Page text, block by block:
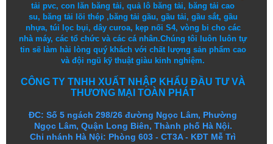
tải pvc,con lăn băng tải,quả lô băng tải, băng tải cao
su, băng tải lõi thép,băng tải gầu, gầu tải, gầu sắt, gầu
nhựa, túi lọc bụi, dây curoa, kẹp nối S4, vòng bi cho các
nhà máy, các tổ chức và các cá nhân.Chúng tôi luôn luôn tự
tin sẽ làm hài lòng quý khách với chất lượng sảnphẩm cao
và đội ngũ kỹ thuật giàu kinh nghiệm.
CÔNG TY TNHH XUẤT NHẬP KHẨU ĐẦU TƯ VÀ
THƯƠNG MẠI TOÀN PHÁT
ĐC: Số 5 ngách 298/26 đường Ngọc Lâm, Phường
Ngọc Lâm, Quận Long Biên, Thành phố Hà Nội.
Chi nhánh Hà Nội: Phòng 603 - CT3A - KĐT Mễ Trì